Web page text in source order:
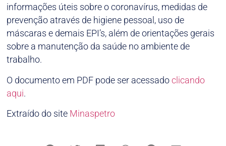
informações úteis sobre o coronavírus, medidas de
prevenção através de higiene pessoal, uso de
máscaras e demais EPI’s, além de orientações gerais
sobre a manutenção da saúde no ambiente de
trabalho.
O documento em PDF pode ser acessadoclicando
aqui.
Extraído do site Minaspetro